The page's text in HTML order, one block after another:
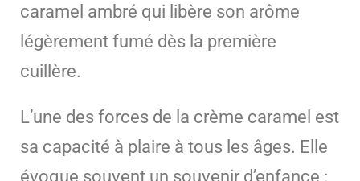
caramel ambré qui libère son arôme
légèrement fumé dès la première
cuillère.
L’une des forces de la crème caramel est
sa capacité à plaire à tous les âges. Elle
évoque souvent un souvenir d’enfance :